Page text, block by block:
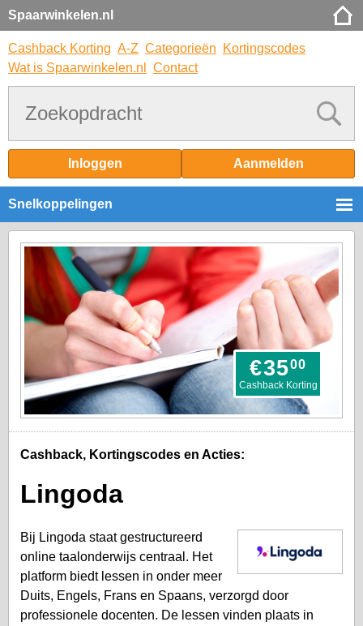
Spaarwinkelen.nl
Cashback Korting A-Z Categorieën
Kortingscodes
Wat is Spaarwinkelen.nl
Contact
Inloggen Aanmelden
Snelkoppelingen
€3500
Cashback Korting
Cashback, Kortingscodes en Acties:
Lingoda
Bij Lingoda staat gestructureerd
online taalonderwijs centraal. Het
platform biedt lessen in onder meer
Duits, Engels, Frans en Spaans, verzorgd door
professionele docenten. De lessen vinden plaats in